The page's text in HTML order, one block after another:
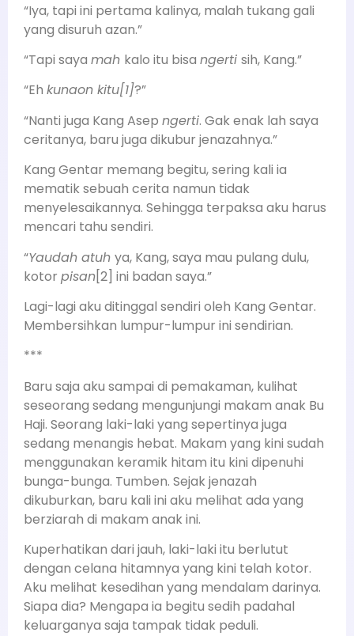
“Iya, tapi ini pertama kalinya, malah tukang gali
yang disuruh azan.”
“Tapi saya mah kalo itu bisa ngerti sih, Kang.”
“Eh kunaon kitu[1]?”
“Nanti juga Kang Asep ngerti. Gak enak lah saya
ceritanya, baru juga dikubur jenazahnya.”
Kang Gentar memang begitu, sering kali ia
mematik sebuah cerita namun tidak
menyelesaikannya. Sehingga terpaksa aku harus
mencari tahu sendiri.
“Yaudah atuh ya, Kang, saya mau pulang dulu,
kotor pisan[2] ini badan saya.”
Lagi-lagi aku ditinggal sendiri oleh Kang Gentar.
Membersihkan lumpur-lumpur ini sendirian.
***
Baru saja aku sampai di pemakaman, kulihat
seseorang sedang mengunjungi makam anak Bu
Haji. Seorang laki-laki yang sepertinya juga
sedang menangis hebat. Makam yang kini sudah
menggunakan keramik hitam itu kini dipenuhi
bunga-bunga. Tumben. Sejak jenazah
dikuburkan, baru kali ini aku melihat ada yang
berziarah di makam anak ini.
Kuperhatikan dari jauh, laki-laki itu berlutut
dengan celana hitamnya yang kini telah kotor.
Aku melihat kesedihan yang mendalam darinya.
Siapa dia? Mengapa ia begitu sedih padahal
keluarganya saja tampak tidak peduli.